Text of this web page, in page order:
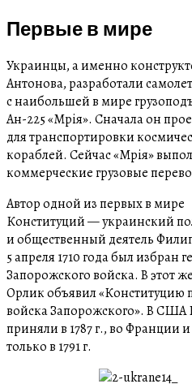
Первые в мире
Украинцы, а именно
Антонова, разработали самолет
с наибольшей в мире
Ан-225 «Мрія». Сначала он
для транспортировки
кораблей. Сейчас «Мрія»
коммерческие грузовые
Автор одной из первых в мире
Конституций — украинский
и общественный деятель
5 апреля 1710 года был избран
Запорожского войска. В этот
Орлик объявил «Конституцию
войска Запорожского». В США
приняли в 1787 г., во Франции
только в 1791 г.